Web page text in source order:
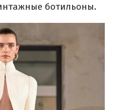
ботильоны.